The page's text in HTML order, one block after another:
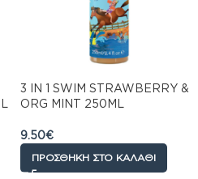
3 IN 1 SWIM STRAWBERRY &
ORG MINT 250ML
9.50€
ΠΡΟΣΘΉΚΗ ΣΤΟ ΚΑΛΆΘΙ